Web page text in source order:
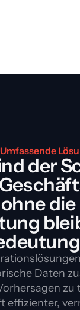
Umfassende
der
Daten
zu
effizienter,